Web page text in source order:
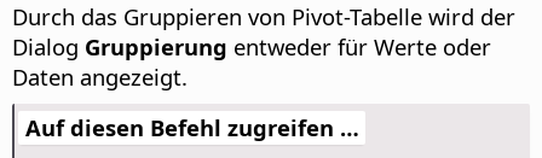
Durch das Gruppieren von Pivot-Tabelle wird der
Dialog Gruppierung entweder für Werte oder
Daten angezeigt.
Auf diesen Befehl zugreifen …